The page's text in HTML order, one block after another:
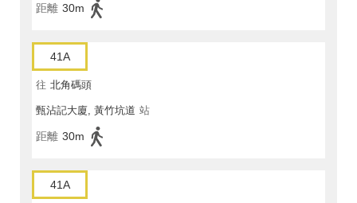
距離 30m
41A
往 北角碼頭
甄沾記大廈, 黃竹坑道 站
距離 30m
41A